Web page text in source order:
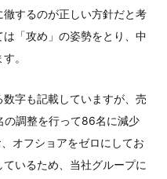
するのが正しい方針だと考
「攻め」の姿勢をとり、中
。
字も記載していますが、売
の調整を行って86名に減少
オフショアをゼロにしてお
いるため、当社グループに